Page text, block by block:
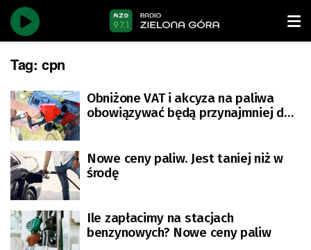
Tag: cpn
Obniżone VAT i akcyza na paliwa
obowiązywać będą przynajmniej do
Nowe ceny paliw. Jest taniej niż w
środę
Ile zapłacimy na stacjach
benzynowych? Nowe ceny paliw